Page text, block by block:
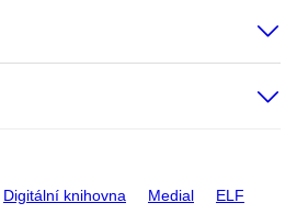
Digitální knihovna Medial ELF